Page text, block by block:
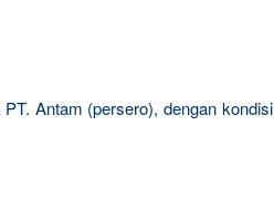
Antam (persero), dengan kondisi